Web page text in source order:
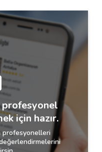
için hazır.
profesyonelleri